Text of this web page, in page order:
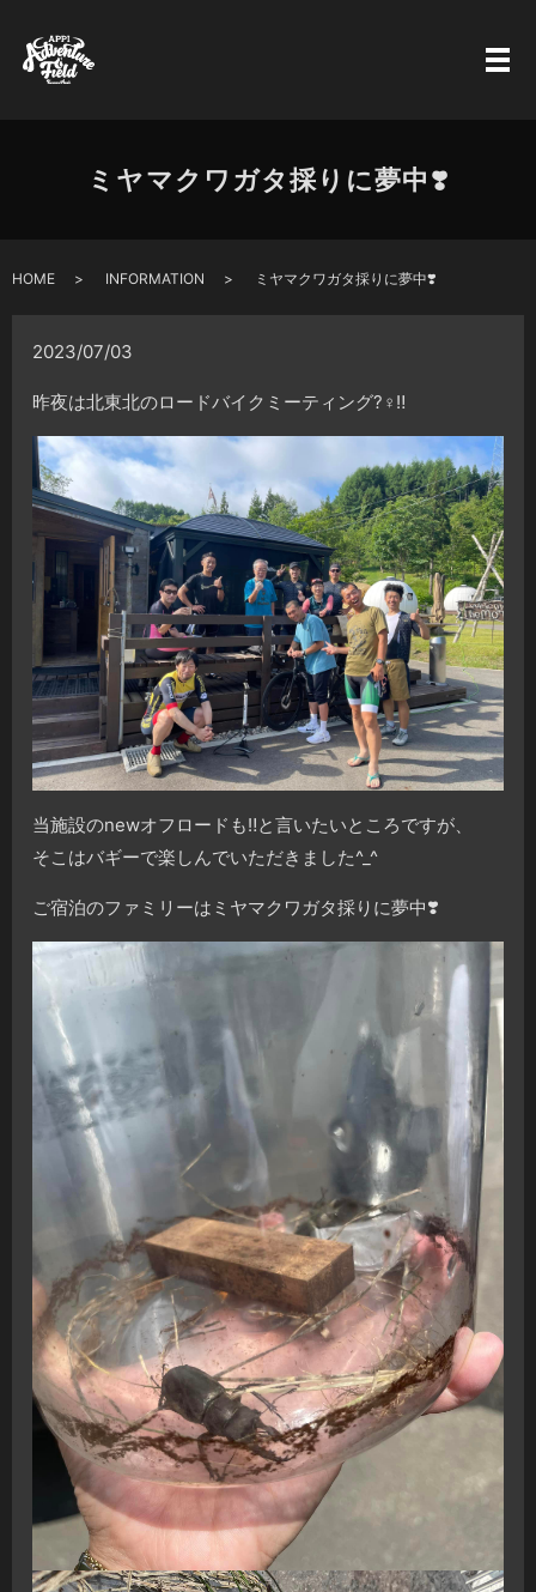
ミヤマクワガタ採りに夢中❣️
HOME INFORMATION ミヤマクワガタ採りに夢中❣️
2023/07/03
昨夜は北東北のロードバイクミーティング?‍♀️‼️
当施設のnewオフロードも‼︎と言いたいところですが、
そこはバギーで楽しんでいただきました^_^
ご宿泊のファミリーはミヤマクワガタ採りに夢中❣️